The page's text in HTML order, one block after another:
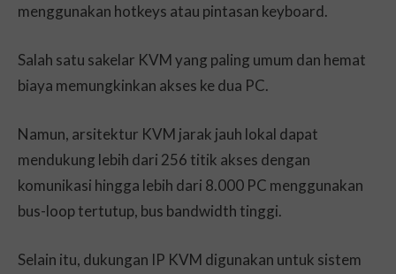
menggunakan hotkeys atau pintasan keyboard.
Salah satu sakelar KVM yang paling umum dan hemat
biaya memungkinkan akses ke dua PC.
Namun, arsitektur KVM jarak jauh lokal dapat
mendukung lebih dari 256 titik akses dengan
komunikasi hingga lebih dari 8.000 PC menggunakan
bus-loop tertutup, bus bandwidth tinggi.
Selain itu, dukungan IP KVM digunakan untuk sistem